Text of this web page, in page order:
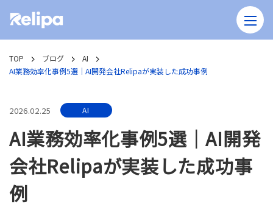
TOP ブログ
AI
AI業務効率化事例5選｜AI開発会社Relipaが実装した成功事例
2026.02.25 AI
AI業務効率化事例5選｜AI開発
会社Relipaが実装した成功事
例